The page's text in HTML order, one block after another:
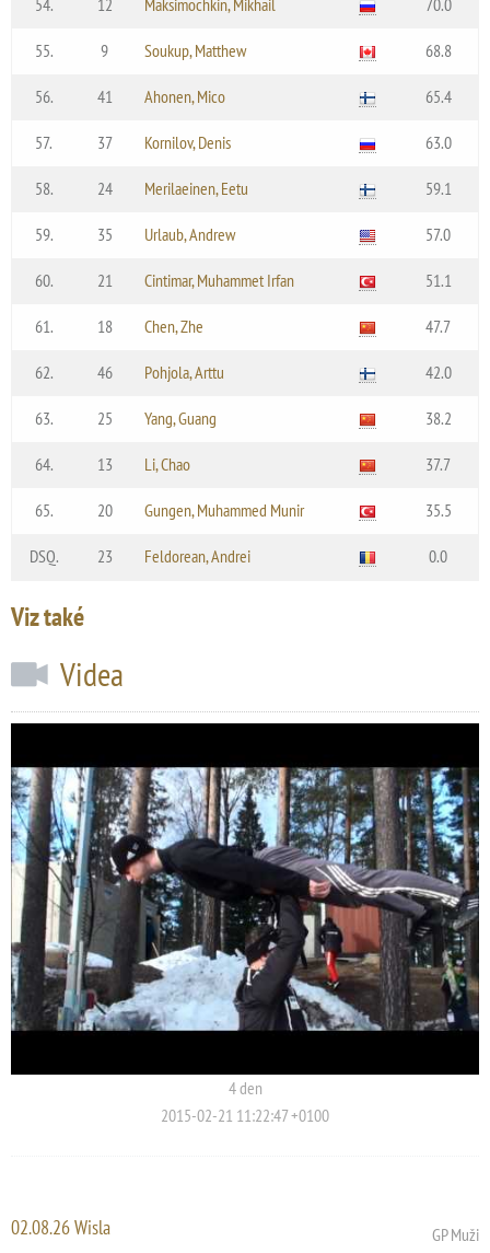
54. 12 Maksimochkin, Mikhail 70.0
55. 9 Soukup, Matthew 68.8
56. 41 Ahonen, Mico 65.4
57. 37 Kornilov, Denis 63.0
58. 24 Merilaeinen, Eetu 59.1
59. 35 Urlaub, Andrew 57.0
60. 21 Cintimar, Muhammet Irfan 51.1
61. 18 Chen, Zhe 47.7
62. 46 Pohjola, Arttu 42.0
63. 25 Yang, Guang 38.2
64. 13 Li, Chao 37.7
65. 20 Gungen, Muhammed Munir 35.5
DSQ. 23 Feldorean, Andrei 0.0
Viz také
Videa
4 den
2015-02-21 11:22:47 +0100
02.08.26 Wisla
GP Muži